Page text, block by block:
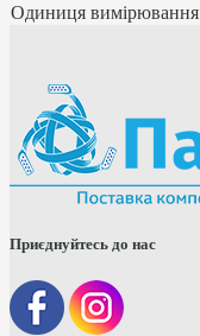
Одиниця вимірювання
Приєднуйтесь до нас